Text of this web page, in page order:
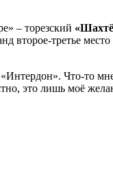
– торезский
третье
Что-то
это лишь моё